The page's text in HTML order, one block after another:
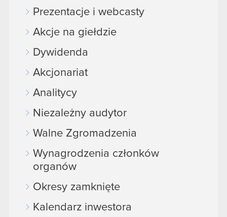
Prezentacje i webcasty
Akcje na giełdzie
Dywidenda
Akcjonariat
Analitycy
Niezależny audytor
Walne Zgromadzenia
Wynagrodzenia członków
organów
Okresy zamknięte
Kalendarz inwestora